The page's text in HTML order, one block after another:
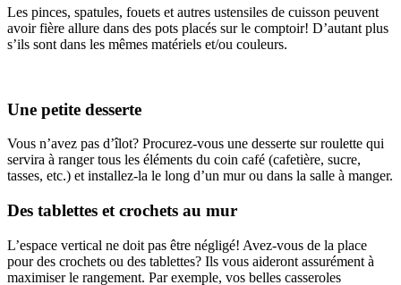
Les pinces, spatules, fouets et autres ustensiles de cuisson peuvent
avoir fière allure dans des pots placés sur le comptoir! D’autant plus
s’ils sont dans les mêmes matériels et/ou couleurs.
Une petite desserte
Vous n’avez pas d’îlot? Procurez-vous une desserte sur roulette qui
servira à ranger tous les éléments du coin café (cafetière, sucre,
tasses, etc.) et installez-la le long d’un mur ou dans la salle à manger.
Des tablettes et crochets au mur
L’espace vertical ne doit pas être négligé! Avez-vous de la place
pour des crochets ou des tablettes? Ils vous aideront assurément à
maximiser le rangement. Par exemple, vos belles casseroles